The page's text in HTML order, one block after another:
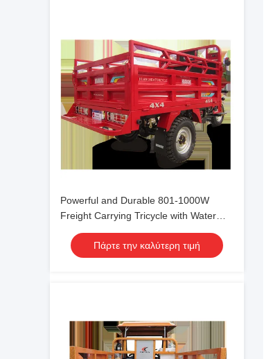
Powerful and Durable 801-1000W
Freight Carrying Tricycle with Water
Cooled Cooling Type
Πάρτε την καλύτερη τιμή